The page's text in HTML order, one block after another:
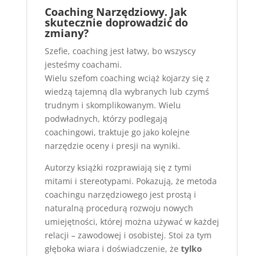
Coaching Narzędziowy. Jak
skutecznie doprowadzić do
zmiany?
Szefie, coaching jest łatwy, bo wszyscy
jesteśmy coachami.
Wielu szefom coaching wciąż kojarzy się z
wiedzą tajemną dla wybranych lub czymś
trudnym i skomplikowanym. Wielu
podwładnych, którzy podlegają
coachingowi, traktuje go jako kolejne
narzędzie oceny i presji na wyniki.
Autorzy książki rozprawiają się z tymi
mitami i stereotypami. Pokazują, że metoda
coachingu narzędziowego jest prostą i
naturalną procedurą rozwoju nowych
umiejętności, której można używać w każdej
relacji – zawodowej i osobistej. Stoi za tym
głęboka wiara i doświadczenie, że tylko